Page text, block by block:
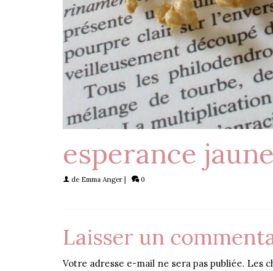
esperance jaune
de Emma Anger 0
Laisser un
Votre adresse e-mail ne sera pas publiée. Les